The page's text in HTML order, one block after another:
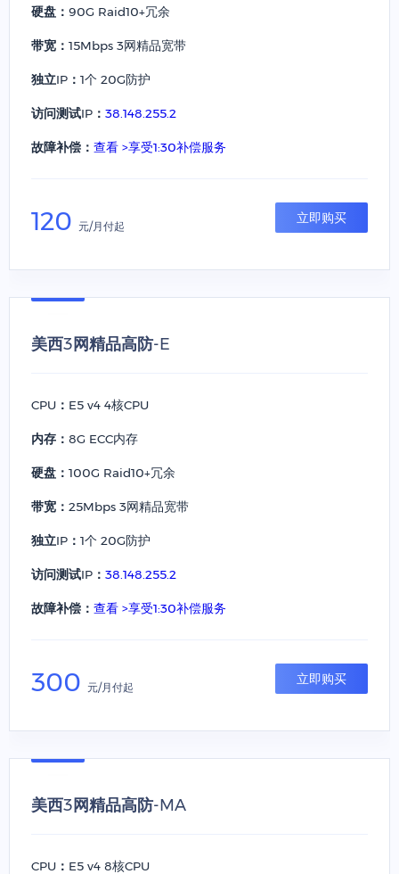
硬盘： 90G Raid10+冗余
带宽： 15Mbps 3网精品宽带
独立IP： 1个 20G防护
访问测试IP： 38.148.255.2
故障补偿： 查看 >享受1:30补偿服务
120 元/月付起
立即购买
美西3网精品高防-E
CPU： E5 v4 4核CPU
内存： 8G ECC内存
硬盘： 100G Raid10+冗余
带宽： 25Mbps 3网精品宽带
独立IP： 1个 20G防护
访问测试IP： 38.148.255.2
故障补偿： 查看 >享受1:30补偿服务
300 元/月付起
立即购买
美西3网精品高防-MA
CPU： E5 v4 8核CPU